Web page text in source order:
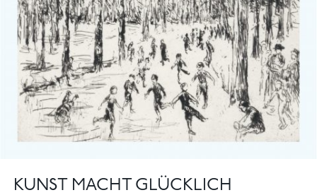
KUNST MACHT GLÜCKLICH